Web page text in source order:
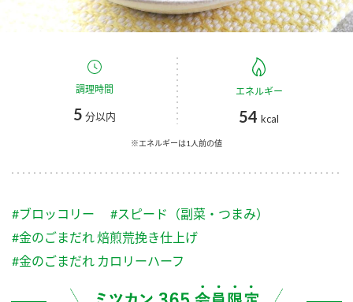
つゆ たれ
スープ 中華
ふりかけ おすしの素
くらしプラ酢
お酢ドリンク
つゆ
納豆のサイト
PIN印
三ツ判山吹
国内事業概要
企業理念
ミツカンの歴史
ミツカンを知る
環境への取り組み
ZENB initiative
お客様相談センター
お客様の声をいかしました
調理時間
5 分以内
エネルギー
54 kcal
※エネルギーは1人前の値
#ブロッコリー
#スピード（副菜・つまみ）
#金のごまだれ 焙煎荒挽き仕上げ
#金のごまだれ カロリーハーフ